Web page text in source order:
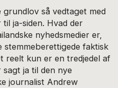
grundlov så vedtaget med
ja-siden. Hvad der
nyhedsmedier er,
stemmeberettigede faktisk
reelt kun er en tredjedel af
ja til den nye
journalist Andrew